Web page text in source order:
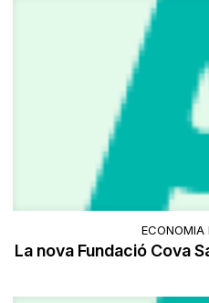
ECONOMIA
La nova Fundació Cova